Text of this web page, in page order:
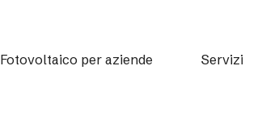
Fotovoltaico per aziende Servizi